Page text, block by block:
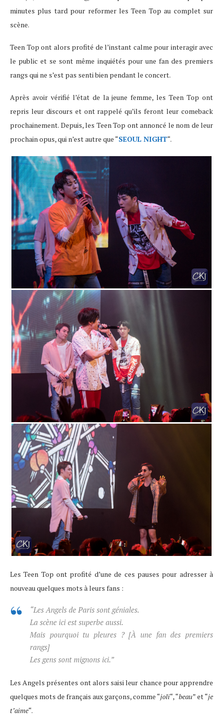
minutes plus tard pour reformer les Teen Top au complet sur
scène.
Teen Top ont alors profité de l’instant calme pour interagir avec
le public et se sont même inquiétés pour une fan des premiers
rangs qui ne s’est pas senti bien pendant le concert.
Après avoir vérifié l’état de la jeune femme, les Teen Top ont
repris leur discours et ont rappelé qu’ils feront leur comeback
prochainement. Depuis, les Teen Top ont annoncé le nom de leur
prochain opus, qui n’est autre que “SEOUL NIGHT“.
Les Teen Top ont profité d’une de ces pauses pour adresser à
nouveau quelques mots à leurs fans :
“Les Angels de Paris sont géniales.
La scène ici est superbe aussi.
Mais pourquoi tu pleures ? [À une fan des premiers
rangs]
Les gens sont mignons ici.”
Les Angels présentes ont alors saisi leur chance pour apprendre
quelques mots de français aux garçons, comme “joli“, “beau” et “je
t’aime“.